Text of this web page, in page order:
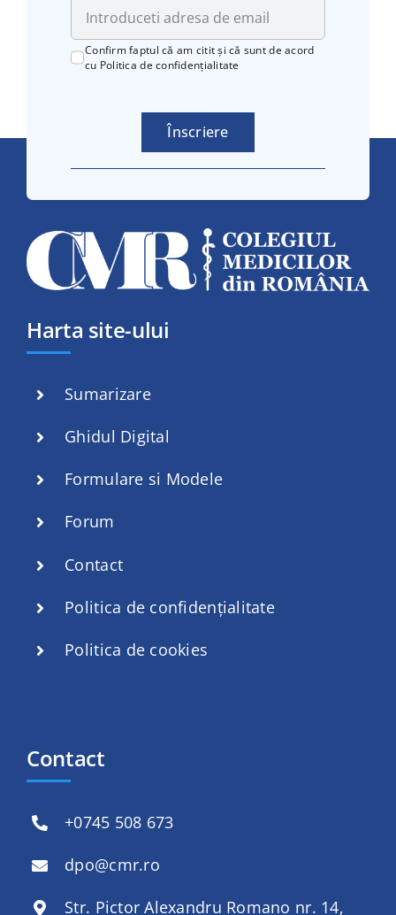
Confirm faptul că am citit și că sunt de acord
cu Politica de confidențialitate
Înscriere
Harta site-ului
Sumarizare
Ghidul Digital
Formulare si Modele
Forum
Contact
Politica de confidențialitate
Politica de cookies
Contact
+0745 508 673
dpo@cmr.ro
Str. Pictor Alexandru Romano nr. 14,